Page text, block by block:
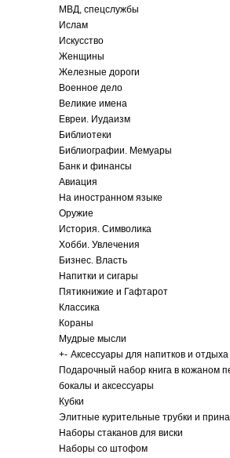
МВД, спецслужбы
Ислам
Искусство
Женщины
Железные дороги
Военное дело
Великие имена
Евреи. Иудаизм
Библиотеки
Библиографии. Мемуары
Банк и финансы
Авиация
На иностранном языке
Оружие
История. Символика
Хобби. Увлечения
Бизнес. Власть
Напитки и сигары
Пятикнижие и Гафтарот
Классика
Кораны
Мудрые мысли
+- Аксессуары для напитков и отдыха
Подарочный набор книга в кожаном
бокалы и аксессуары
Кубки
Элитные курительные трубки и
Наборы стаканов для виски
Наборы со штофом